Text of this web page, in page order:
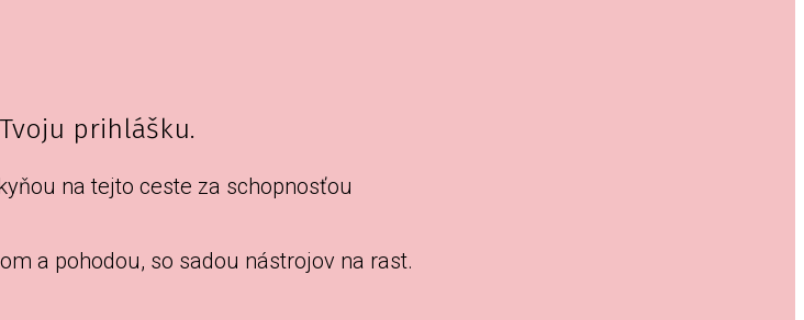
prihlášku.
na tejto ceste za schopnosťou
a pohodou, so sadou nástrojov na rast.